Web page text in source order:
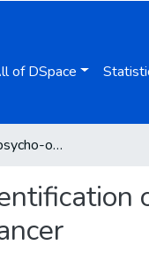
of DSpace
Personomics and psycho-oncology: Identification of adequacy patterns and therapeutic response in people with cancer